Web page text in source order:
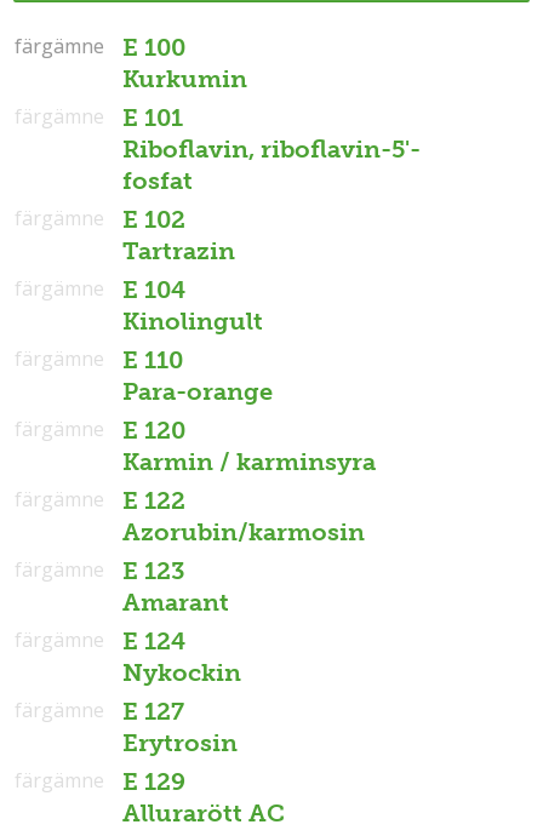
E 100
Kurkumin
färgämne
färgämne
E 101
Riboflavin, riboflavin-5'-
fosfat
färgämne
E 102
Tartrazin
färgämne
E 104
Kinolingult
färgämne
E 110
Para-orange
färgämne
E 120
Karmin / karminsyra
färgämne
E 122
Azorubin/karmosin
färgämne
E 123
Amarant
färgämne
E 124
Nykockin
färgämne
E 127
Erytrosin
färgämne
E 129
Allurarött AC
färgämne